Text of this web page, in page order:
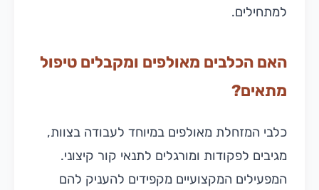
למתחילים.
האם הכלבים מאולפים ומקבלים טיפול
מתאים?
כלבי המזחלת מאולפים במיוחד לעבודה בצוות,
מגיבים לפקודות ומורגלים לתנאי קור קיצוני.
המפעילים המקצועיים מקפידים להעניק להם